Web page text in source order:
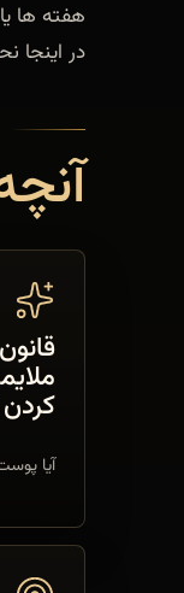
هفته ها
در اینجا
آیا